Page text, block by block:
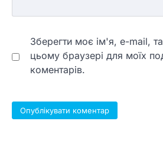
Зберегти моє ім'я, e-mail,
цьому браузері для моїх
коментарів.